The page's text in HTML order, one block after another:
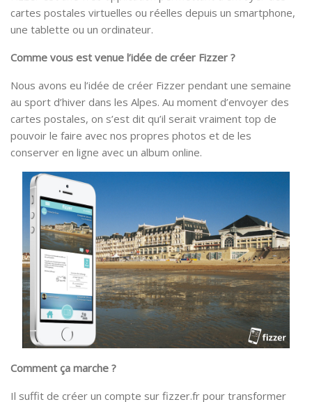
cartes postales virtuelles ou réelles depuis un smartphone,
une tablette ou un ordinateur.
Comme vous est venue l’idée de créer Fizzer ?
Nous avons eu l’idée de créer Fizzer pendant une semaine
au sport d’hiver dans les Alpes. Au moment d’envoyer des
cartes postales, on s’est dit qu’il serait vraiment top de
pouvoir le faire avec nos propres photos et de les
conserver en ligne avec un album online.
Comment ça marche ?
Il suffit de créer un compte sur fizzer.fr pour transformer